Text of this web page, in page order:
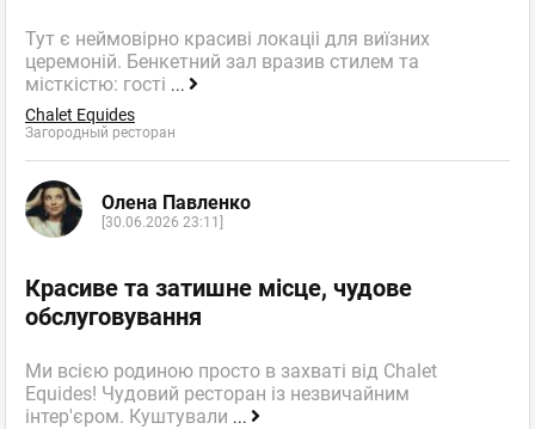
Тут є неймовірно красиві локаціі для виїзних
церемоній. Бенкетний зал вразив стилем та
місткістю: гості ...
Chalet Equides
Загородный ресторан
Олена Павленко
[30.06.2026 23:11]
Красиве та затишне місце, чудове
обслуговування
Ми всією родиною просто в захваті від Chalet
Equides! Чудовий ресторан із незвичайним
інтер'єром. Куштували ...